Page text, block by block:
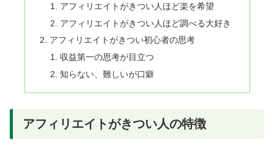
アフィリエイトがきつい人ほど楽を希望
アフィリエイトがきつい人ほど調べる大好き
アフィリエイトがきつい初心者の思考
収益第一の思考が目立つ
知らない、難しいが口癖
アフィリエイトがきつい人の特徴